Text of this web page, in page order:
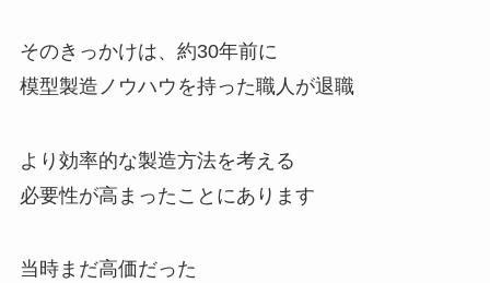
そのきっかけは、約30年前に
模型製造ノウハウを持った職人が退職
より効率的な製造方法を考える
必要性が高まったことにあります
当時まだ高価だった